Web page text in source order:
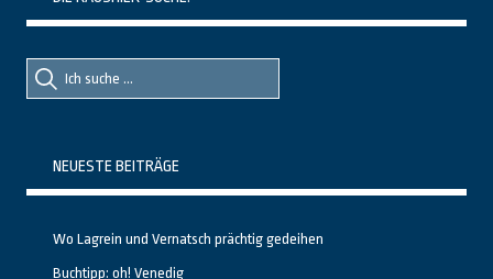
Suche
nach::
Suche
nach:
NEUESTE BEITRÄGE
Wo Lagrein und Vernatsch prächtig gedeihen
Buchtipp: oh! Venedig